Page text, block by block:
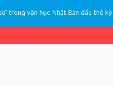
trong văn học Nhật Bản đầu thế